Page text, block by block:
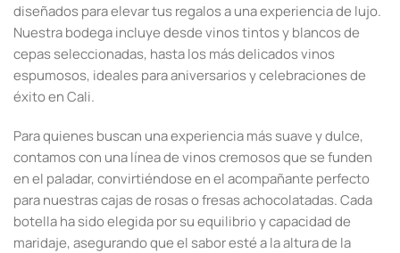
diseñados para elevar tus regalos a una experiencia de lujo.
Nuestra bodega incluye desde vinos tintos y blancos de
cepas seleccionadas, hasta los más delicados vinos
espumosos, ideales para aniversarios y celebraciones de
éxito en Cali.
Para quienes buscan una experiencia más suave y dulce,
contamos con una línea de vinos cremosos que se funden
en el paladar, convirtiéndose en el acompañante perfecto
para nuestras cajas de rosas o fresas achocolatadas. Cada
botella ha sido elegida por su equilibrio y capacidad de
maridaje, asegurando que el sabor esté a la altura de la